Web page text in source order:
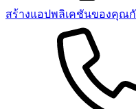
สร้างแอปพลิเคชันของคุณกั